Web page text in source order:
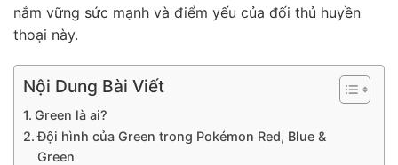
nắm vững sức mạnh và điểm yếu của đối thủ huyền
thoại này.
Nội Dung Bài Viết
Green là ai?
Đội hình của Green trong Pokémon Red, Blue &
Green